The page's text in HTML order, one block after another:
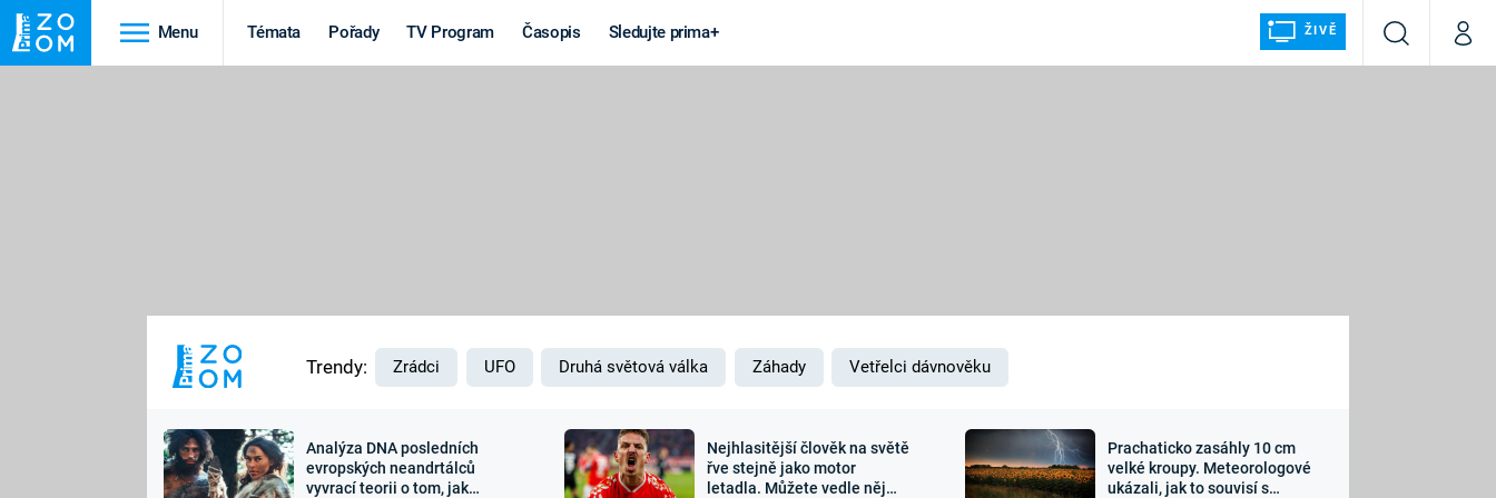
Menu Témata Pořady TV Program Časopis Sledujte prima+ ŽIVĚ
VyhledáváníMůj
MARS
Výročí
Záhady a
Zajímavosti Sledujte nás
Trendy: Zrádci UFO Druhá světová válka Záhady Vetřelci dávnověku
Analýza DNA posledních
evropských neandrtálců
vyvrací teorii o tom, jak
Nejhlasitější člověk na světě
řve stejně jako motor
letadla. Můžete vedle něj
Prachaticko zasáhly 10 cm
velké kroupy. Meteorologové
ukázali, jak to souvisí s